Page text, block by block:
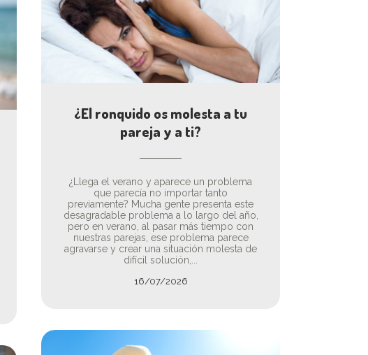
¿El ronquido os molesta a tu
pareja y a ti?
¿Llega el verano y aparece un problema
que parecía no importar tanto
previamente? Mucha gente presenta este
desagradable problema a lo largo del año,
pero en verano, al pasar más tiempo con
nuestras parejas, ese problema parece
agravarse y crear una situación molesta de
difícil solución,...
16/07/2026